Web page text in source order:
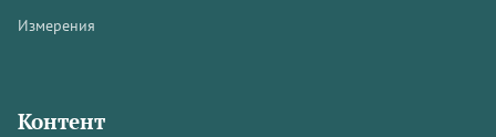
Измерения
Контент